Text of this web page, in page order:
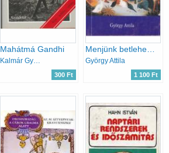
Mahátmá Gandhi
Kalmár György
300 Ft
Menjünk betlehembe! - Adventi és karácsonyi gondolatok
György Attila
1 100 Ft